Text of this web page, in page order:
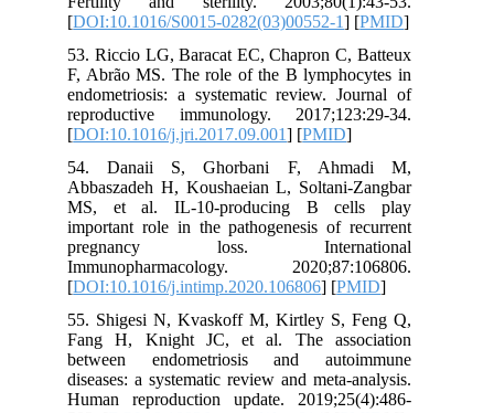
[DOI:10.1016/S0015-0282(03)00552-1] [PMID
53. Riccio LG, Baracat EC, Chapron C, Batteux
F, Abrão MS. The role of the B lymphocytes in
endometriosis: a systematic review. Journal of
reproductive immunology. 2017;123:29-34.
[DOI:10.1016/j.jri.2017.09.001] [PMID
54. Danaii S, Ghorbani F, Ahmadi M,
Abbaszadeh H, Koushaeian L, Soltani-Zangbar
MS, et al. IL-10-producing B cells play
important role in the pathogenesis of recurrent
pregnancy loss. International
Immunopharmacology. 2020;87:106806.
[DOI:10.1016/j.intimp.2020.106806] [PMID
55. Shigesi N, Kvaskoff M, Kirtley S, Feng Q,
Fang H, Knight JC, et al. The association
between endometriosis and autoimmune
diseases: a systematic review and meta-analysis.
Human reproduction update. 2019;25(4):486-